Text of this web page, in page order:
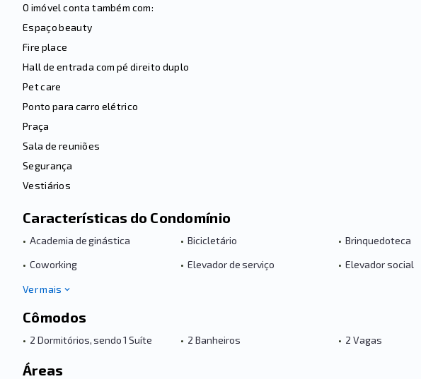
O imóvel conta também com:
Espaço beauty
Fire place
Hall de entrada com pé direito duplo
Pet care
Ponto para carro elétrico
Praça
Sala de reuniões
Segurança
Vestiários
Características do Condomínio
• Academia de ginástica • Bicicletário • Brinquedoteca
• Coworking • Elevador de serviço • Elevador social
Ver mais
Cômodos
• 2 Dormitórios, sendo 1 Suíte • 2 Banheiros • 2 Vagas
Áreas